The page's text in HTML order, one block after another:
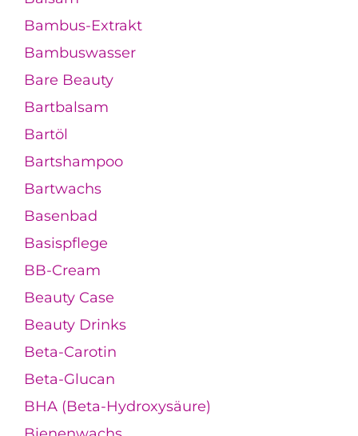
Bambus-Extrakt
Bambuswasser
Bare Beauty
Bartbalsam
Bartöl
Bartshampoo
Bartwachs
Basenbad
Basispflege
BB-Cream
Beauty Case
Beauty Drinks
Beta-Carotin
Beta-Glucan
BHA (Beta-Hydroxysäure)